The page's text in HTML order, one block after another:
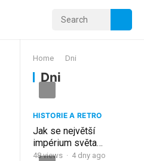
Home Dni
Dni
HISTORIE A RETRO
Jak se největší
impérium světa
zhroutilo za 5 dní:
48views · 4 dny ago